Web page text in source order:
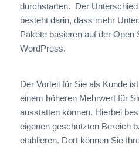
durchstarten. Der
besteht darin, dass mehr
Pakete basieren auf der Open
WordPress.
Der Vorteil für Sie als Kunde
einem höheren Mehrwert für
ausstatten können. Hierbei
eigenen geschützten Bereich
etablieren. Dort können Sie